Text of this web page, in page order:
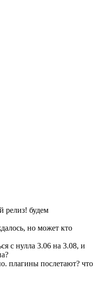
релиз! будем
но может кто
с нулла 3.06 на 3.08, и
плагины послетают? что